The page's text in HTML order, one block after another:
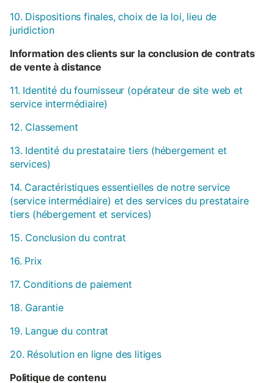
10. Dispositions finales, choix de la loi, lieu de
juridiction
Information des clients sur la conclusion de contrats
de vente à distance
11. Identité du fournisseur (opérateur de site web et
service intermédiaire)
12. Classement
13. Identité du prestataire tiers (hébergement et
services)
14. Caractéristiques essentielles de notre service
(service intermédiaire) et des services du prestataire
tiers (hébergement et services)
15. Conclusion du contrat
16. Prix
17. Conditions de paiement
18. Garantie
19. Langue du contrat
20. Résolution en ligne des litiges
Politique de contenu